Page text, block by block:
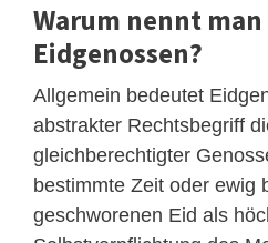
Warum nennt
Eidgenossen?
Allgemein bedeutet
abstrakter Rechtsbegriff
gleichberechtigter
bestimmte Zeit oder ewig
geschworenen Eid als